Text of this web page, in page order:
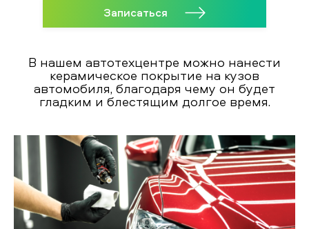
Записаться
В нашем автотехцентре можно нанести
керамическое покрытие на кузов
автомобиля, благодаря чему он будет
гладким и блестящим долгое время.